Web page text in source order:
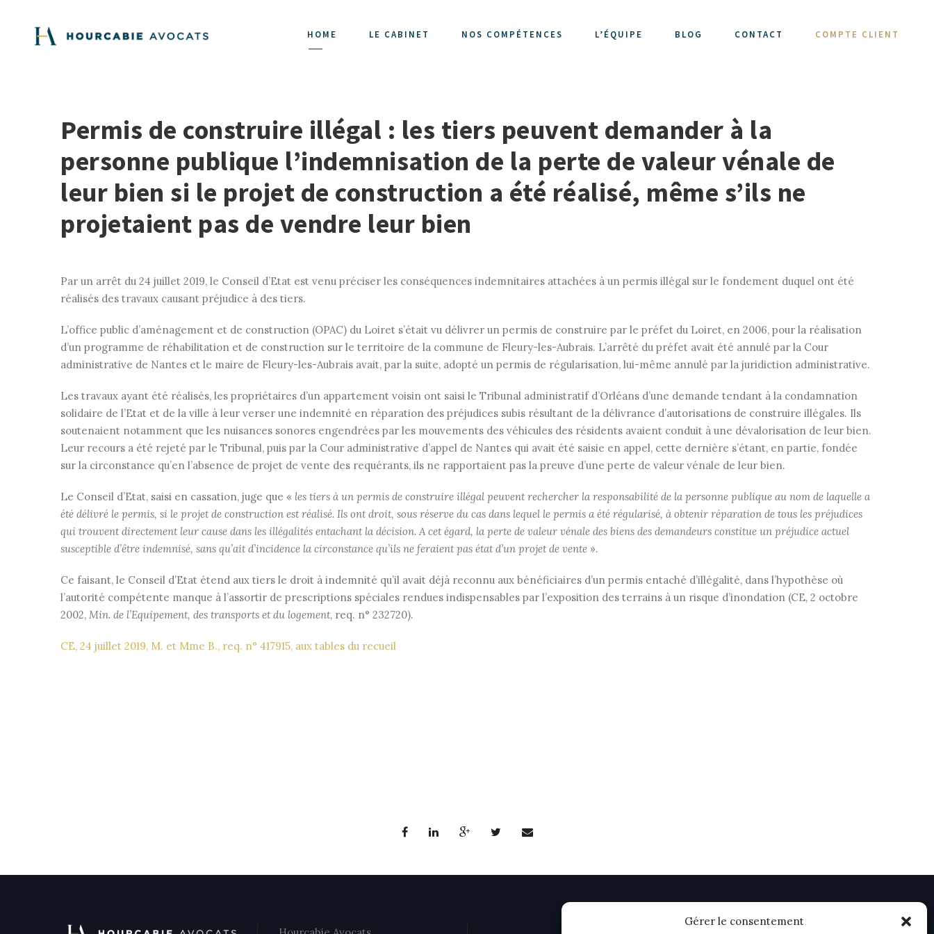
Gérer le consentement
HOME LE CABINET NOS COMPÉTENCES L’ÉQUIPE BLOG CONTACT COMPTE CLIENT
Permis de construire illégal : les tiers peuvent demander à la
personne publique l’indemnisation de la perte de valeur vénale de
leur bien si le projet de construction a été réalisé, même s’ils ne
projetaient pas de vendre leur bien
Par un arrêt du 24 juillet 2019, le Conseil d’Etat est venu préciser les conséquences indemnitaires attachées à un permis illégal sur le fondement duquel ont été
réalisés des travaux causant préjudice à des tiers.
L’office public d’aménagement et de construction (OPAC) du Loiret s’était vu délivrer un permis de construire par le préfet du Loiret, en 2006, pour la réalisation
d’un programme de réhabilitation et de construction sur le territoire de la commune de Fleury-les-Aubrais. L’arrêté du préfet avait été annulé par la Cour
administrative de Nantes et le maire de Fleury-les-Aubrais avait, par la suite, adopté un permis de régularisation, lui-même annulé par la juridiction administrative.
Les travaux ayant été réalisés, les propriétaires d’un appartement voisin ont saisi le Tribunal administratif d’Orléans d’une demande tendant à la condamnation
solidaire de l’Etat et de la ville à leur verser une indemnité en réparation des préjudices subis résultant de la délivrance d’autorisations de construire illégales. Ils
soutenaient notamment que les nuisances sonores engendrées par les mouvements des véhicules des résidents avaient conduit à une dévalorisation de leur bien.
Leur recours a été rejeté par le Tribunal, puis par la Cour administrative d’appel de Nantes qui avait été saisie en appel, cette dernière s’étant, en partie, fondée
sur la circonstance qu’en l’absence de projet de vente des requérants, ils ne rapportaient pas la preuve d’une perte de valeur vénale de leur bien.
Le Conseil d’Etat, saisi en cassation, juge que « les tiers à un permis de construire illégal peuvent rechercher la responsabilité de la personne publique au nom de laquelle a
été délivré le permis, si le projet de construction est réalisé. Ils ont droit, sous réserve du cas dans lequel le permis a été régularisé, à obtenir réparation de tous les préjudices
qui trouvent directement leur cause dans les illégalités entachant la décision. A cet égard, la perte de valeur vénale des biens des demandeurs constitue un préjudice actuel
susceptible d’être indemnisé, sans qu’ait d’incidence la circonstance qu’ils ne feraient pas état d’un projet de vente ».
Ce faisant, le Conseil d’Etat étend aux tiers le droit à indemnité qu’il avait déjà reconnu aux bénéficiaires d’un permis entaché d’illégalité, dans l’hypothèse où
l’autorité compétente manque à l’assortir de prescriptions spéciales rendues indispensables par l’exposition des terrains à un risque d’inondation (CE, 2 octobre
2002, Min. de l’Equipement, des transports et du logement, req. n° 232720).
CE, 24 juillet 2019, M. et Mme B., req. n° 417915, aux tables du recueil